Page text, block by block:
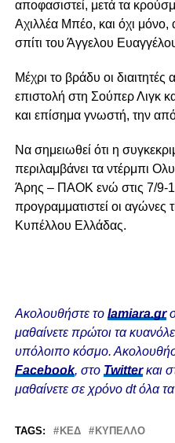
αποφασιστεί, μετά τα
Αχιλλέα Μπέο, και όχι μόνο,
σπίτι του Άγγελου
Μέχρι το βράδυ οι διαιτητές
επιστολή στη Σούπερ Λιγκ
και επίσημα γνωστή, την
Να σημειωθεί ότι η
περιλαμβάνει τα ντέρμπι
Άρης – ΠΑΟΚ ενώ στις 7/9-1
προγραμματιστεί οι αγώνες
Κυπέλλου Ελλάδας.
Ακολουθήστε το lamiara.gr
μαθαίνετε πρώτοι τα
υπόλοιπο κόσμο.
Facebook, στο Twitterκαι
μαθαίνετε σε χρόνο dt όλα
TAGS: ΚΕΔ ΚΎΠΕΛΛΟ